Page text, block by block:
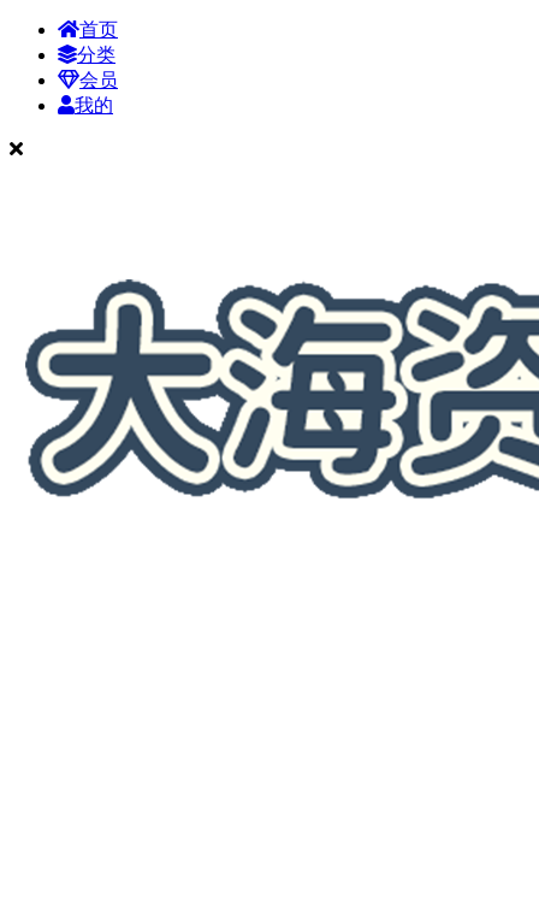
首页
分类
会员
我的